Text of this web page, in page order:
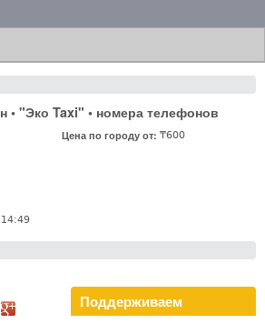
содержанию
• "Эко Taxi" • номера телефонов
Цена по городу от: ₸600
Поддерживаем